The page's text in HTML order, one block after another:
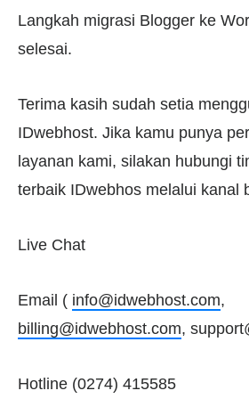
Langkah migrasi Blogger ke
selesai.
Terima kasih sudah setia
IDwebhost. Jika kamu punya
layanan kami, silakan hubungi
terbaik IDwebhos melalui kanal
Live Chat
Email ( info@idwebhost.com,
billing@idwebhost.com,
Hotline (0274) 415585